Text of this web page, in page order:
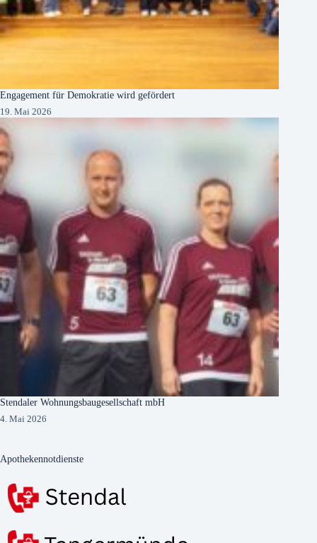
Engagement für Demokratie wird gefördert
19. Mai 2026
Stendaler Wohnungsbaugesellschaft mbH
4. Mai 2026
Apothekennotdienste